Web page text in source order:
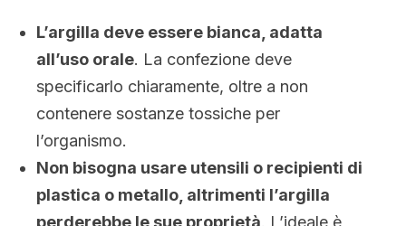
L’argilla deve essere bianca, adatta
all’uso orale. La confezione deve
specificarlo chiaramente, oltre a non
contenere sostanze tossiche per
l’organismo.
Non bisogna usare utensili o recipienti di
plastica o metallo, altrimenti l’argilla
perderebbe le sue proprietà. L’ideale è